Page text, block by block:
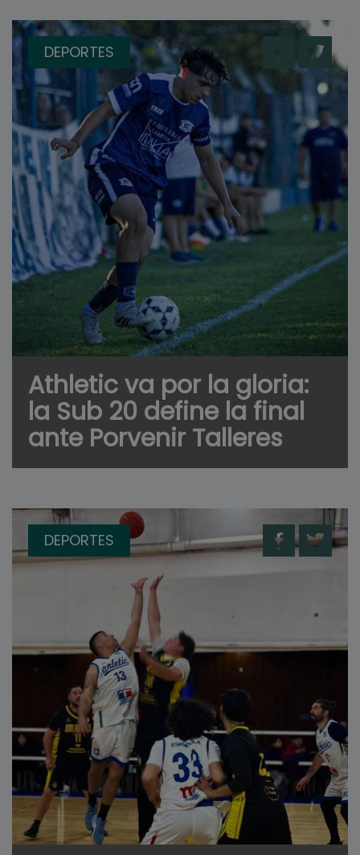
DEPORTES
Athletic va por la gloria:
la Sub 20 define la final
ante Porvenir Talleres
DEPORTES